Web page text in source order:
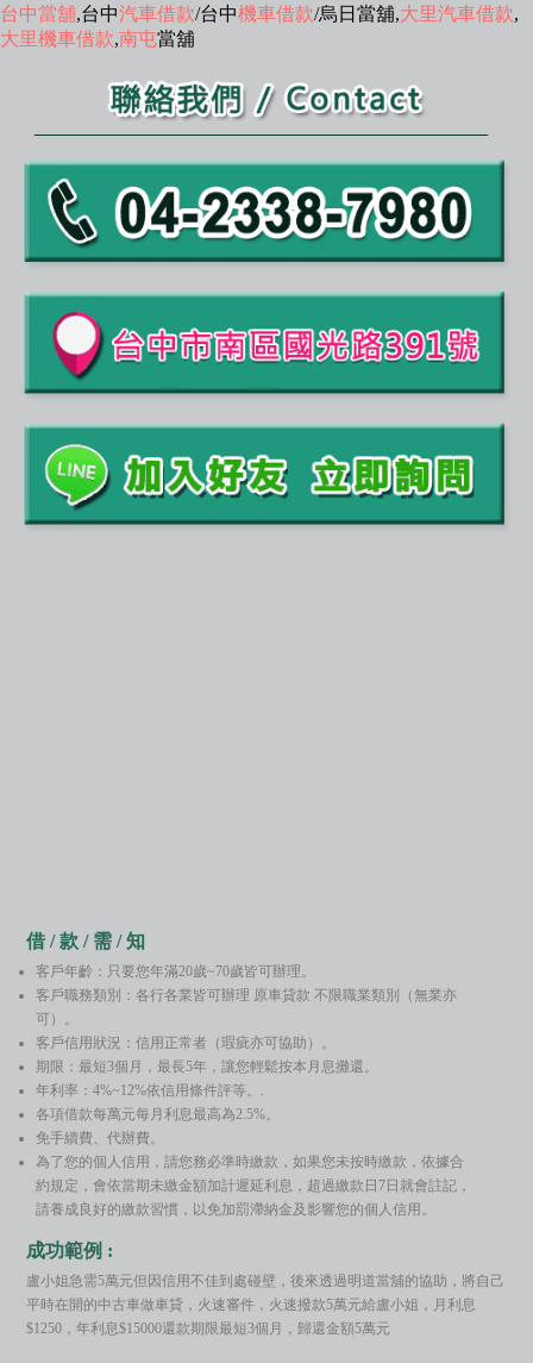
台中當舖,台中汽車借款/台中機車借款/烏日當舖,大里汽車借款,
大里機車借款,南屯當舖
借 / 款 / 需 / 知
客戶年齡：只要您年滿20歲~70歲皆可辦理。
客戶職務類別：各行各業皆可辦理 原車貸款 不限職業類別（無業亦
可）。
客戶信用狀況：信用正常者（瑕疵亦可協助）。
期限：最短3個月，最長5年，讓您輕鬆按本月息攤還。
年利率：4%~12%依信用條件評等。.
各項借款每萬元每月利息最高為2.5%。
免手續費、代辦費。
為了您的個人信用，請您務必準時繳款，如果您未按時繳款，依據合
約規定，會依當期未繳金額加計遲延利息，超過繳款日7日就會註記，
請養成良好的繳款習慣，以免加罰滯納金及影響您的個人信用。
成功範例 :
盧小姐急需5萬元但因信用不佳到處碰壁，後來透過明道當舖的協助，將自己
平時在開的中古車做車貸，火速審件，火速撥款5萬元給盧小姐，月利息
$1250，年利息$15000還款期限最短3個月，歸還金額5萬元